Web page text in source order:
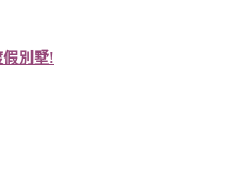
假別墅!